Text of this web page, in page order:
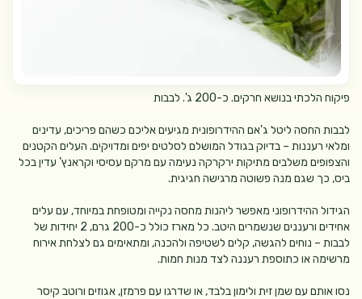
פיקוח הלכתי בנושא חרקים. כ-200 ג'. לבבות
לבבות החסה ליטל ג'אם ההידרופונית מגיעים אליכם כשהם פריכים, עדינים
ומלאי רעננות – בדיוק בגודל המושלם לסלטים יפים ומדויקים. העלים הקטנים
והצפופים משלבים מתיקות ירקרקה נעימה עם מרקם עסיסי וקראנץ’ עדין בכל
ביס, כך שגם מנה פשוטה מרגישה חגיגית.
הגידול ההידרופוני מאפשר ליהנות מחסה נקייה ומטופחת במיוחד, עם עלים
אחידים ורעננים שנשמרים היטב. כל מארז כולל כ-200 גרם, 2 יחידות של
לבבות – נוחים להגשה, קלים לשטיפה ולהכנה, ומתאימים גם לצלחת אירוח
מרשימה או כתוספת רעננה לצד מנות חמות.
נסו אותם עם שמן זית ולימון בלבד, או שדרגו עם פרמזן, אגוזים ורוטב קיסר